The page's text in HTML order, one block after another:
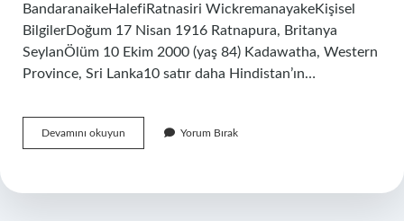
BandaranaikeHalefiRatnasiri WickremanayakeKişisel
BilgilerDoğum 17 Nisan 1916 Ratnapura, Britanya
SeylanÖlüm 10 Ekim 2000 (yaş 84) Kadawatha, Western
Province, Sri Lanka10 satır daha Hindistan’ın…
Devamını okuyun
Gandhi
Yorum Bırak